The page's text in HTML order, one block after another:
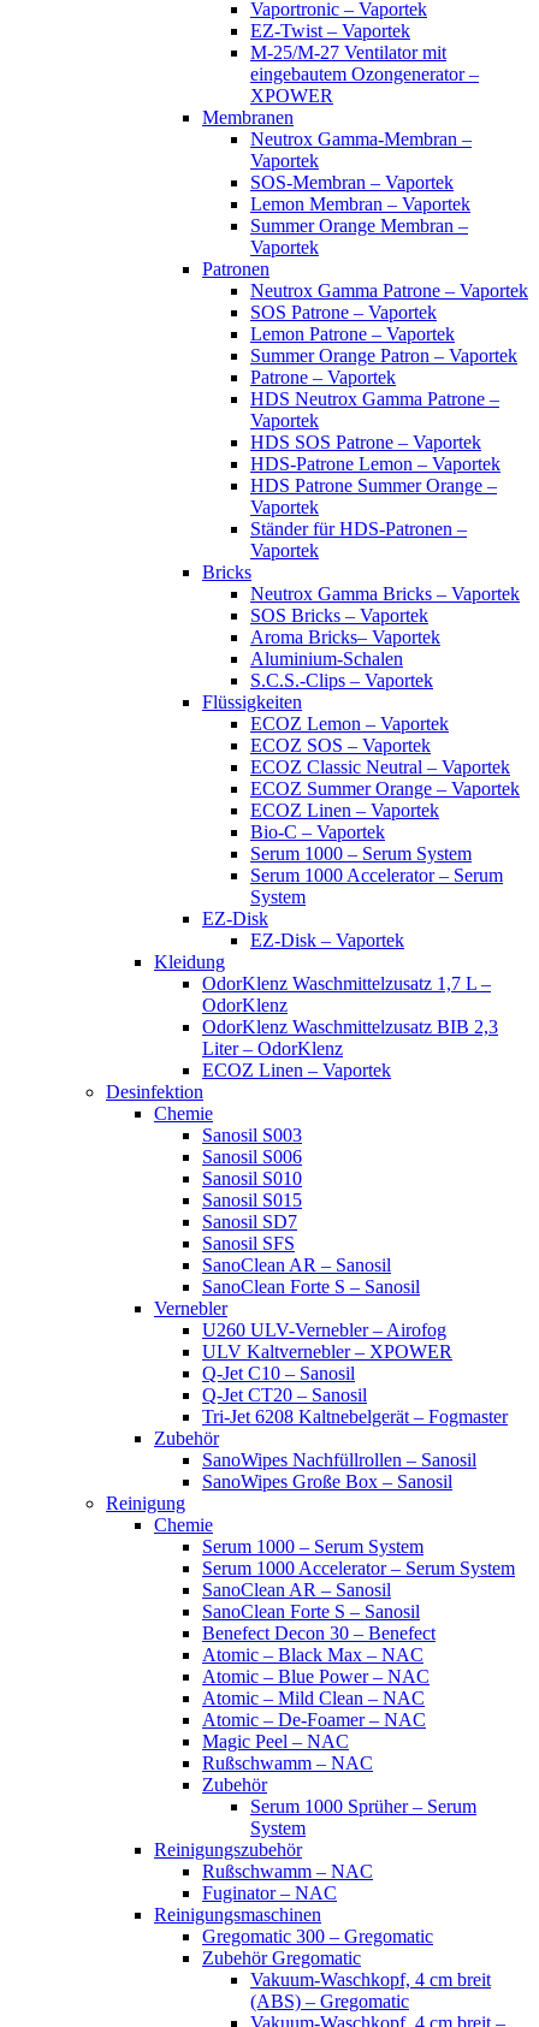
Vaportronic – Vaportek
EZ-Twist – Vaportek
M-25/M-27 Ventilator mit
eingebautem Ozongenerator –
XPOWER
Membranen
Neutrox Gamma-Membran –
Vaportek
SOS-Membran – Vaportek
Lemon Membran – Vaportek
Summer Orange Membran –
Vaportek
Patronen
Neutrox Gamma Patrone – Vaportek
SOS Patrone – Vaportek
Lemon Patrone – Vaportek
Summer Orange Patron – Vaportek
Patrone – Vaportek
HDS Neutrox Gamma Patrone –
Vaportek
HDS SOS Patrone – Vaportek
HDS-Patrone Lemon – Vaportek
HDS Patrone Summer Orange –
Vaportek
Ständer für HDS-Patronen –
Vaportek
Bricks
Neutrox Gamma Bricks – Vaportek
SOS Bricks – Vaportek
Aroma Bricks– Vaportek
Aluminium-Schalen
S.C.S.-Clips – Vaportek
Flüssigkeiten
ECOZ Lemon – Vaportek
ECOZ SOS – Vaportek
ECOZ Classic Neutral – Vaportek
ECOZ Summer Orange – Vaportek
ECOZ Linen – Vaportek
Bio-C – Vaportek
Serum 1000 – Serum System
Serum 1000 Accelerator – Serum
System
EZ-Disk
EZ-Disk – Vaportek
Kleidung
OdorKlenz Waschmittelzusatz 1,7 L –
OdorKlenz
OdorKlenz Waschmittelzusatz BIB 2,3
Liter – OdorKlenz
ECOZ Linen – Vaportek
Desinfektion
Chemie
Sanosil S003
Sanosil S006
Sanosil S010
Sanosil S015
Sanosil SD7
Sanosil SFS
SanoClean AR – Sanosil
SanoClean Forte S – Sanosil
Vernebler
U260 ULV-Vernebler – Airofog
ULV Kaltvernebler – XPOWER
Q-Jet C10 – Sanosil
Q-Jet CT20 – Sanosil
Tri-Jet 6208 Kaltnebelgerät – Fogmaster
Zubehör
SanoWipes Nachfüllrollen – Sanosil
SanoWipes Große Box – Sanosil
Reinigung
Chemie
Serum 1000 – Serum System
Serum 1000 Accelerator – Serum System
SanoClean AR – Sanosil
SanoClean Forte S – Sanosil
Benefect Decon 30 – Benefect
Atomic – Black Max – NAC
Atomic – Blue Power – NAC
Atomic – Mild Clean – NAC
Atomic – De-Foamer – NAC
Magic Peel – NAC
Rußschwamm – NAC
Zubehör
Serum 1000 Sprüher – Serum
System
Reinigungszubehör
Rußschwamm – NAC
Fuginator – NAC
Reinigungsmaschinen
Gregomatic 300 – Gregomatic
Zubehör Gregomatic
Vakuum-Waschkopf, 4 cm breit
(ABS) – Gregomatic
Vakuum-Waschkopf, 4 cm breit –